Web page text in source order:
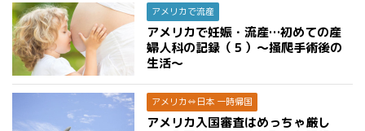
アメリカで流産
アメリカで妊娠・流産…初めての産
婦人科の記録（５）〜掻爬手術後の
生活〜
アメリカ⇔日本 一時帰国
アメリカ入国審査はめっちゃ厳し